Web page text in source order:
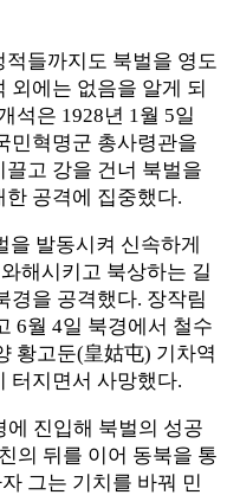
들까지도 북벌을 영도
외에는 없음을 알게 되
석은 1928년 1월 5일
민혁명군 총사령관을
고 강을 건너 북벌을
공격에 집중했다.
발동시켜 신속하게
해시키고 북상하는 길
경을 공격했다. 장작림
6월 4일 북경에서 철수
황고둔(皇姑屯) 기차역
터지면서 사망했다.
진입해 북벌의 성공
의 뒤를 이어 동북을 통
그는 기치를 바꿔 민